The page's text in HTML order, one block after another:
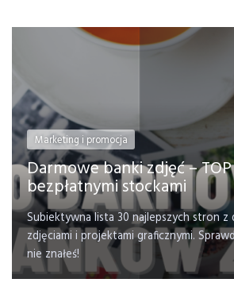
Marketing i promocja
Darmowe banki zdjęć –
bezpłatnymi stockami
Subiektywna lista 30 najlepszych stron z
zdjęciami i projektami graficznymi.
nie znałeś!